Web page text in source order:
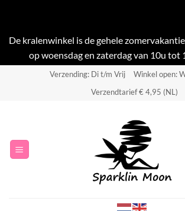
De kralenwinkel is de gehele
op woensdag en zaterdag van 10u tot
Verzending: Di t/m Vrij
Winkel open:
Verzendtarief € 4,95 (NL)